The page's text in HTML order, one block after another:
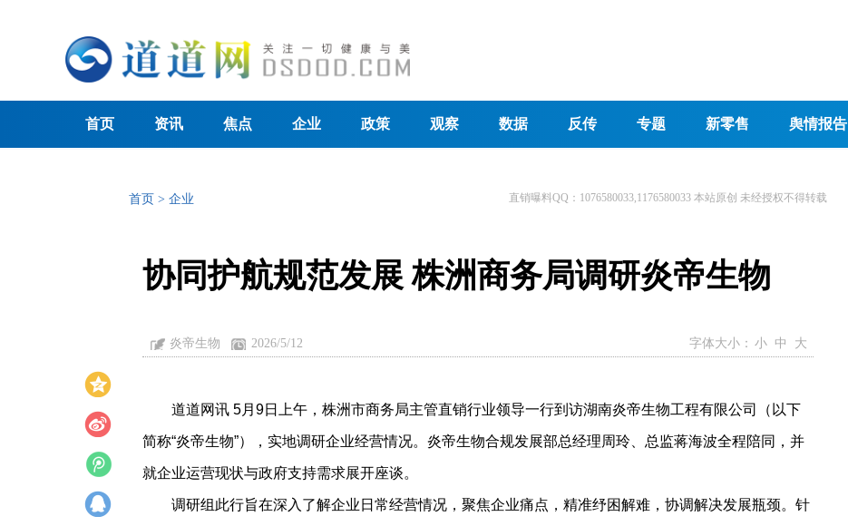
首页 资讯 焦点 企业 政策 观察 数据 反传 专题 新零售 舆情报告
首页 > 企业 直销曝料QQ：1076580033,1176580033 本站原创 未经授权不得转载
协同护航规范发展 株洲商务局调研炎帝生物
炎帝生物 2026/5/12 字体大小： 小 中 大
道道网讯 5月9日上午，株洲市商务局主管直销行业领导一行到访湖南炎帝生物工程有限公司（以下
简称“炎帝生物”），实地调研企业经营情况。炎帝生物合规发展部总经理周玲、总监蒋海波全程陪同，并
就企业运营现状与政府支持需求展开座谈。
调研组此行旨在深入了解企业日常经营情况，聚焦企业痛点，精准纾困解难，协调解决发展瓶颈。针